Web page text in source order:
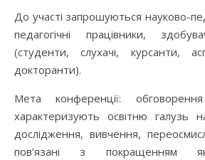
До участі запрошуються науково-
педагогічні працівники,
(студенти, слухачі, курсанти,
докторанти).
Мета конференції:
характеризують освітню галузь
дослідження, вивчення,
пов’язані з покращенням